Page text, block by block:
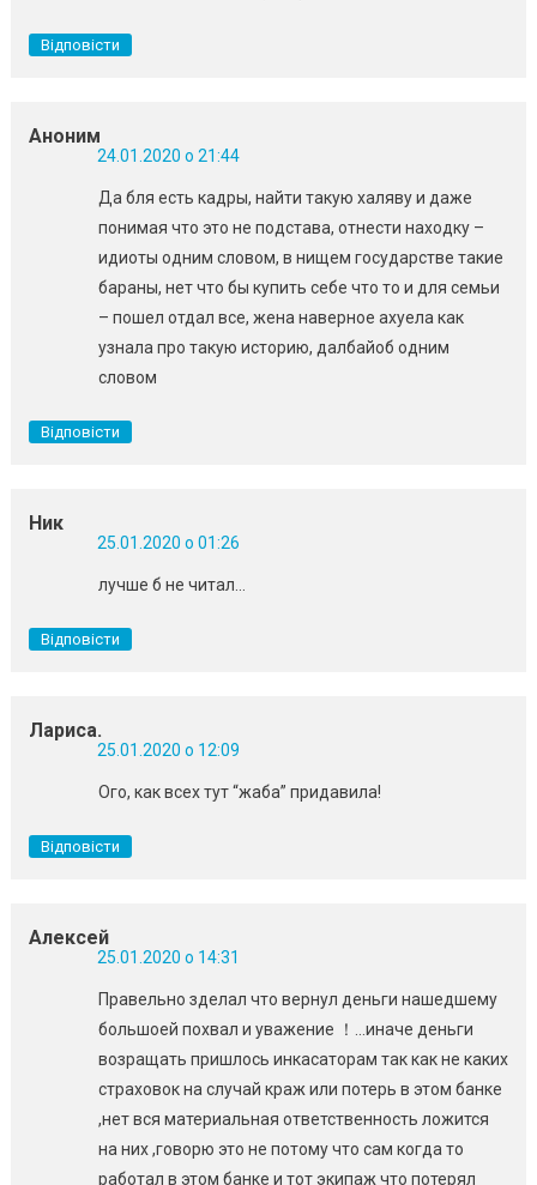
Відповісти
Аноним
24.01.2020 о 21:44
Да бля есть кадры, найти такую халяву и даже
понимая что это не подстава, отнести находку –
идиоты одним словом, в нищем государстве такие
бараны, нет что бы купить себе что то и для семьи
– пошел отдал все, жена наверное ахуела как
узнала про такую историю, далбайоб одним
словом
Відповісти
Ник
25.01.2020 о 01:26
лучше б не читал…
Відповісти
Лариса.
25.01.2020 о 12:09
Ого, как всех тут “жаба” придавила!
Відповісти
Алексей
25.01.2020 о 14:31
Правельно зделал что вернул деньги нашедшему
большоей похвал и уважение ！…иначе деньги
возращать пришлось инкасаторам так как не каких
страховок на случай краж или потерь в этом банке
,нет вся материальная ответственность ложится
на них ,говорю это не потому что сам когда то
работал в этом банке и тот экипаж что потерял